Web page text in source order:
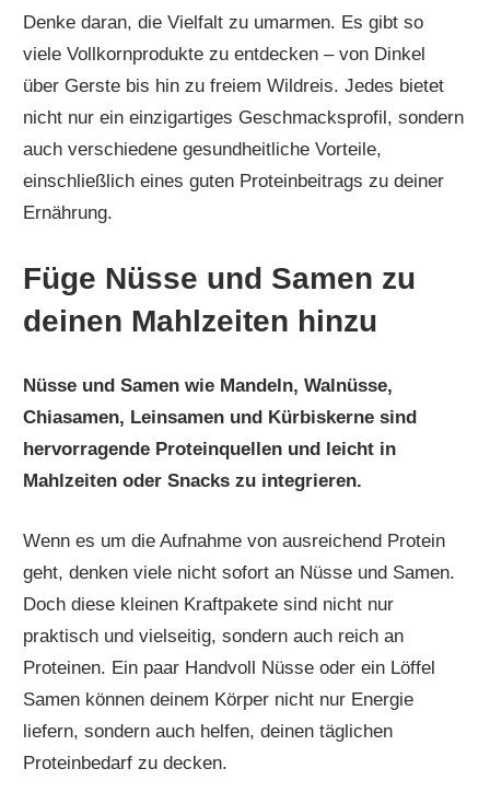
Denke daran, die Vielfalt zu umarmen. Es gibt so
viele Vollkornprodukte zu entdecken – von Dinkel
über Gerste bis hin zu freiem Wildreis. Jedes bietet
nicht nur ein einzigartiges Geschmacksprofil, sondern
auch verschiedene gesundheitliche Vorteile,
einschließlich eines guten Proteinbeitrags zu deiner
Ernährung.
Füge Nüsse und Samen zu
deinen Mahlzeiten hinzu
Nüsse und Samen wie Mandeln, Walnüsse,
Chiasamen, Leinsamen und Kürbiskerne sind
hervorragende Proteinquellen und leicht in
Mahlzeiten oder Snacks zu integrieren.
Wenn es um die Aufnahme von ausreichend Protein
geht, denken viele nicht sofort an Nüsse und Samen.
Doch diese kleinen Kraftpakete sind nicht nur
praktisch und vielseitig, sondern auch reich an
Proteinen. Ein paar Handvoll Nüsse oder ein Löffel
Samen können deinem Körper nicht nur Energie
liefern, sondern auch helfen, deinen täglichen
Proteinbedarf zu decken.